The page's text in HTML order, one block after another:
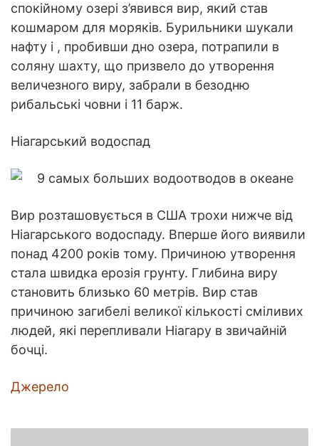
спокійному озері з’явився вир, який став
кошмаром для моряків. Бурильники шукали
нафту і , пробивши дно озера, потрапили в
соляну шахту, що призвело до утворення
величезного виру, забрали в безодню
рибальські човни і 11 барж.
Ніагарський водоспад
Вир розташовується в США трохи нижче від
Ніагарського водоспаду. Вперше його виявили
понад 4200 років тому. Причиною утворення
стала швидка ерозія грунту. Глибина виру
становить близько 60 метрів. Вир став
причиною загибелі великої кількості сміливих
людей, які перепливали Ніагару в звичайній
бочці.
Джерело